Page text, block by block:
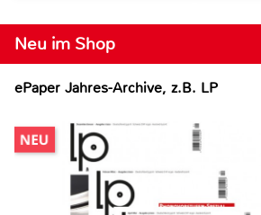
Neu im Shop
ePaper Jahres-Archive, z.B. LP